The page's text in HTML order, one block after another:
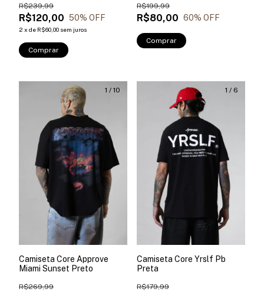
R$120,00
R$239,99
50% OFF
2 x de R$60,00 sem juros
Comprar
R$80,00
R$199,99
60% OFF
Comprar
1 / 10
Camiseta Core Approve
Miami Sunset Preto
R$269,99
1 / 6
Camiseta Core Yrslf Pb
Preta
R$179,99